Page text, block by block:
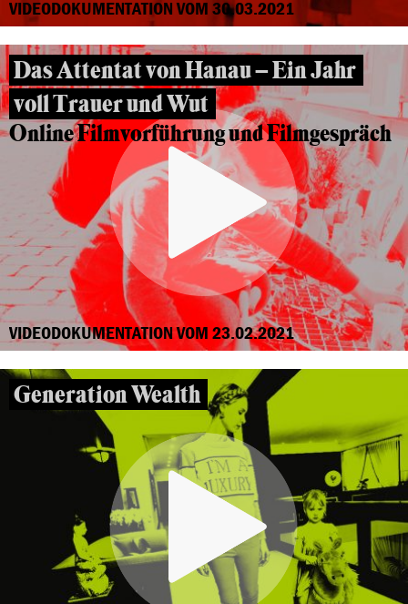
VIDEODOKUMENTATION VOM 30.03.2021
Das Attentat von Hanau – Ein Jahr
voll Trauer und Wut
Online Filmvorführung und Filmgespräch
VIDEODOKUMENTATION VOM 23.02.2021
Generation Wealth